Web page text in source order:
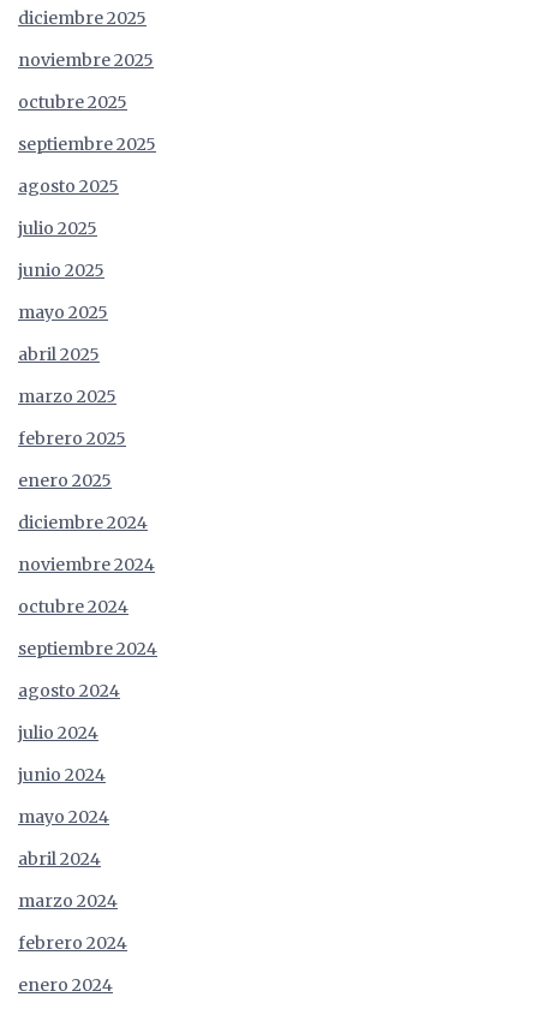
diciembre 2025
noviembre 2025
octubre 2025
septiembre 2025
agosto 2025
julio 2025
junio 2025
mayo 2025
abril 2025
marzo 2025
febrero 2025
enero 2025
diciembre 2024
noviembre 2024
octubre 2024
septiembre 2024
agosto 2024
julio 2024
junio 2024
mayo 2024
abril 2024
marzo 2024
febrero 2024
enero 2024